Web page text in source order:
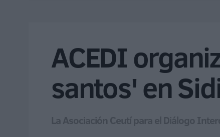
ACEDI
santos' en
La Asociación Ceutí para el Diálogo